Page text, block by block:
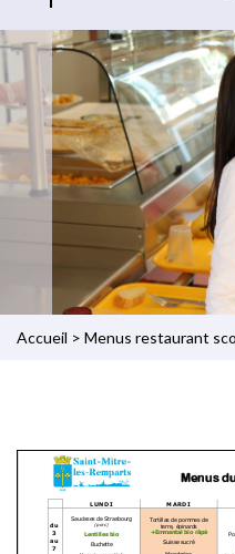
Accueil > Menus restaurant